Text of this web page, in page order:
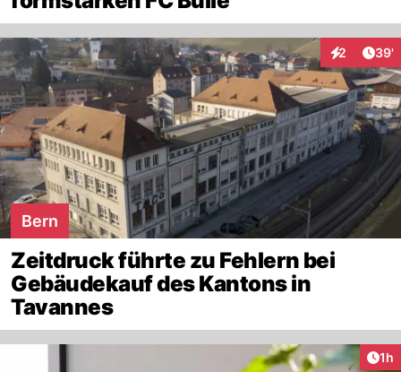
2 39'
Bern
Zeitdruck führte zu Fehlern bei
Gebäudekauf des Kantons in
Tavannes
1h